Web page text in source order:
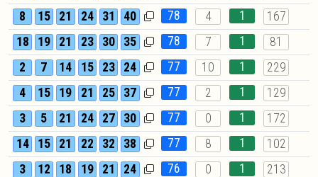
8
15 21 24 31 40 78 4 1
167
18
19 21 23 30 35 78 7 1
81
2
7 14 15 23 24 77 10 1
229
4
15 19 21 25 37 77 2 1
129
3
5 21 24 27 30 77 0 1
172
14
15 21 22 32 38 77 8 1
102
3
12 18 19 21 24 76 0 1
213